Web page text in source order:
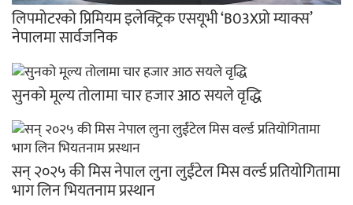
लिपमोटरको प्रिमियम इलेक्ट्रिक एसयूभी ‘B03Xप्रो म्याक्स’
नेपालमा सार्वजनिक
सुनको मूल्य तोलामा चार हजार आठ सयले वृद्धि
सन् २०२५ की मिस नेपाल लुना लुईंटेल मिस वर्ल्ड प्रतियोगितामा
भाग लिन भियतनाम प्रस्थान